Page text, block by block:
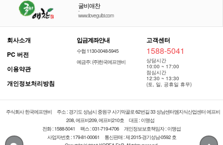
굴비애찬
-
www.ilovegulbi.com
회사소개
PC 버전
이용약관
개인정보처리방침
입금계좌안내
수협 1130-0048-5945
예금주: (주)한국에프앤비
고객센터
1588-5041
상담시간
10:00 ~ 17:00
점심시간
12:30 ~ 13:30
(토, 일, 공휴일 휴무)
주식회사 한국에프앤비
주소 : 경기도 성남시 중원구 사기막골로 62번길 33 성남센터엠지식산업센터 에프비
208, 에프비209, 에프비210호
대표 : 이맹섭
전화 : 1588-5041
팩스 : 031-719-4706
개인정보보호책임자 : 이맹섭
사업자번호 : 179-81-00061
통신판매 : 제 2015-경기성남-0592 호